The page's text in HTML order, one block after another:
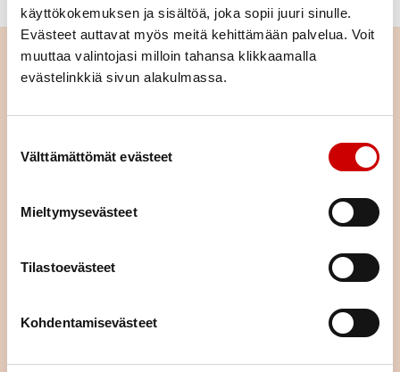
käyttökokemuksen ja sisältöä, joka sopii juuri sinulle.
Evästeet auttavat myös meitä kehittämään palvelua. Voit
muuttaa valintojasi milloin tahansa klikkaamalla
evästelinkkiä sivun alakulmassa.
Välttämättömät evästeet
Mieltymysevästeet
Tilastoevästeet
Kohdentamisevästeet
Tutustu toimintaan alueellamme
Tutustu Kouvolan-Valkealan Sydänyhdistyksen toimintaan ja
lähde mukaan osallistumaan tai vaikka järjestämään toimintaa –